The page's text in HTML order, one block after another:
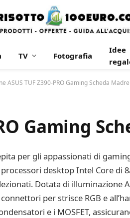
TV Fotografia
Idee
ASUS TUF Z390-PRO Gaming Scheda Madre
Gaming
per gli appassionati di
desktop Intel Core di
Dotata di illuminazione
per strisce RGB e
e i MOSFET,